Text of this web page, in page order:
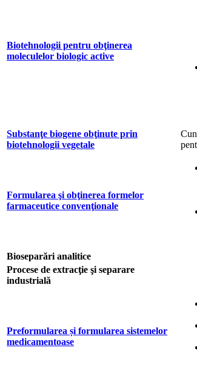
Biotehnologii pentru obţinerea
moleculelor biologic active
Substanţe biogene obţinute prin
biotehnologii vegetale
Formularea şi obţinerea formelor
farmaceutice convenţionale
Bioseparări analitice
Procese de extracţie şi separare
industrială
Preformularea și formularea sistemelor
medicamentoase